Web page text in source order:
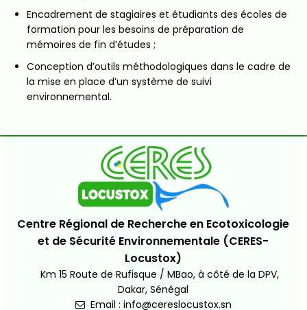
Encadrement de stagiaires et étudiants des écoles de
formation pour les besoins de préparation de
mémoires de fin d’études ;
Conception d’outils méthodologiques dans le cadre de
la mise en place d’un système de suivi
environnemental.
Centre Régional de Recherche en Ecotoxicologie
et de Sécurité Environnementale (CERES-
Locustox)
Km 15 Route de Rufisque / MBao, à côté de la DPV,
Dakar, Sénégal
Email : info@cereslocustox.sn